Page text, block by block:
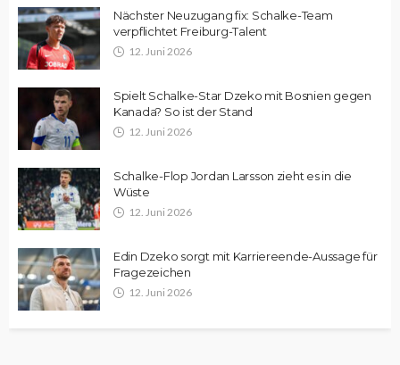
Nächster Neuzugang fix: Schalke-Team
verpflichtet Freiburg-Talent
12. Juni 2026
Spielt Schalke-Star Dzeko mit Bosnien gegen
Kanada? So ist der Stand
12. Juni 2026
Schalke-Flop Jordan Larsson zieht es in die
Wüste
12. Juni 2026
Edin Dzeko sorgt mit Karriereende-Aussage für
Fragezeichen
12. Juni 2026